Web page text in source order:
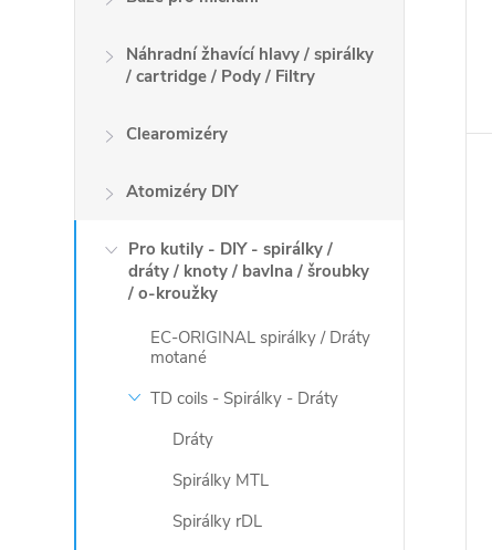
Náhradní žhavící hlavy / spirálky
/ cartridge / Pody / Filtry
Clearomizéry
Atomizéry DIY
Pro kutily - DIY - spirálky /
dráty / knoty / bavlna / šroubky
/ o-kroužky
EC-ORIGINAL spirálky / Dráty
motané
TD coils - Spirálky - Dráty
Dráty
Spirálky MTL
Spirálky rDL